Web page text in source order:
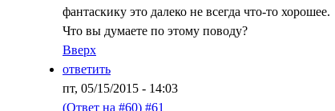
фантаскику это далеко не всегда что-то хорошее.
Что вы думаете по этому поводу?
Вверх
ответить
пт, 05/15/2015 - 14:03
(Ответ на #60) #61